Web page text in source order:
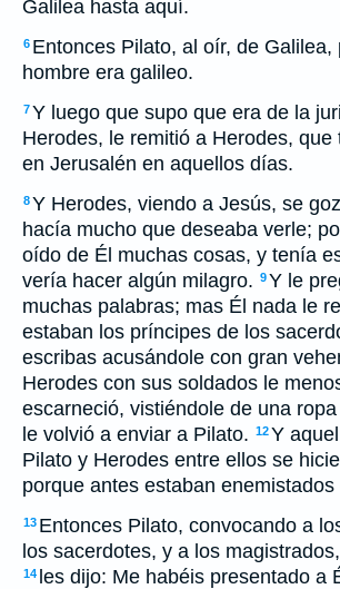
Galilea hasta aquí.
6 Entonces Pilato, al oír, de Galilea,
hombre era galileo.
7Y luego que supo que era de la
Herodes, le remitió a Herodes, que
en Jerusalén en aquellos días.
8Y Herodes, viendo a Jesús, se
hacía mucho que deseaba verle;
oído de Él muchas cosas, y tenía
vería hacer algún milagro. 9Y le
muchas palabras; mas Él nada le
estaban los príncipes de los
escribas acusándole con gran
Herodes con sus soldados le
escarneció, vistiéndole de una
le volvió a enviar a Pilato. 12Y
Pilato y Herodes entre ellos se
porque antes estaban enemistados
13 Entonces Pilato, convocando a
los sacerdotes, y a los
14 les dijo: Me habéis presentado a